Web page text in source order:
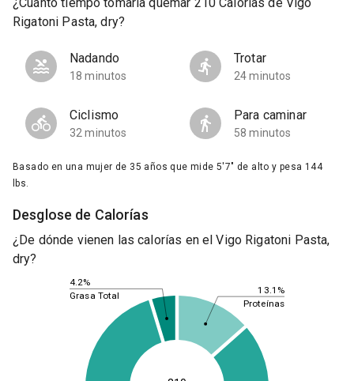
Rigatoni Pasta, dry?
Nadando
18 minutos
Trotar
24 minutos
Ciclismo
32 minutos
Para caminar
58 minutos
Basado en una mujer de 35 años que mide 5'7" de alto y pesa 144
lbs.
Desglose de Calorías
¿De dónde vienen las calorías en el Vigo Rigatoni Pasta,
dry?
13.1%
4.2%
Proteínas
Grasa Total